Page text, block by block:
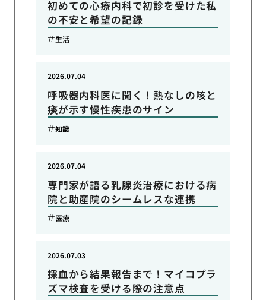
初めての心療内科で初診を受けた私
の不安と希望の記録
生活
呼吸器内科医に聞く！熱なしの咳と
痰が示す慢性疾患のサイン
2026.07.04
知識
専門家が語る乳腺炎治療における病
院と助産院のシームレスな連携
2026.07.04
医療
採血から結果報告まで！マイコプラ
ズマ検査を受ける際の注意点
2026.07.03